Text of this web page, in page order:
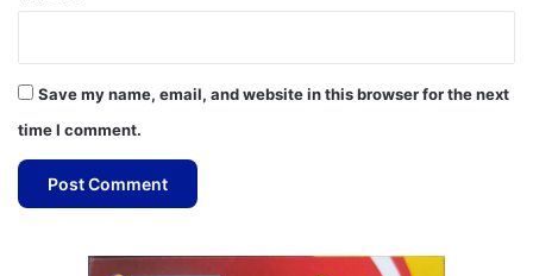
Save my name, email, and website in this browser for the next
time I comment.